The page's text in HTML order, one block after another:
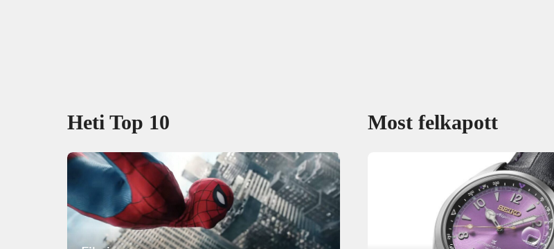
Heti Top 10 Most felkapott